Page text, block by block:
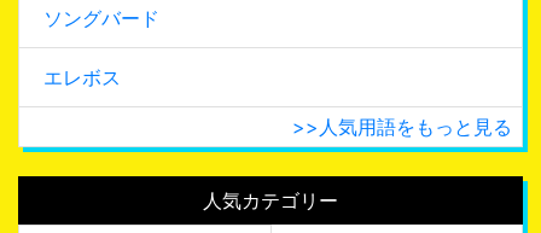
ソングバード
エレボス
>>人気用語をもっと見る
人気カテゴリー